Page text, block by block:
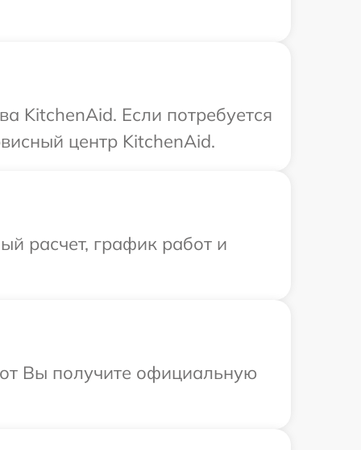
KitchenAid. Если потребуется
центр KitchenAid.
расчет, график работ и
Вы получите официальную